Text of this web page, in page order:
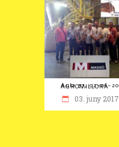
Aula 37, 02-06-2017: Sortida a MASSÓ i AGROMILLORA
03. juny 2017